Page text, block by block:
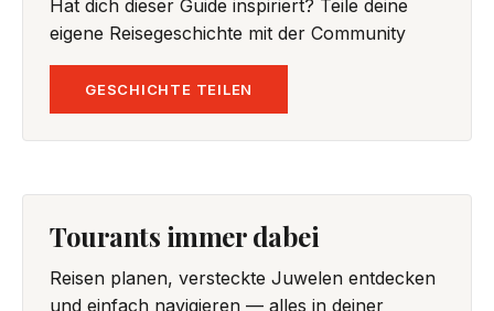
Hat dich dieser Guide inspiriert? Teile deine
eigene Reisegeschichte mit der Community
GESCHICHTE TEILEN
Tourants immer dabei
Reisen planen, versteckte Juwelen entdecken
und einfach navigieren — alles in deiner